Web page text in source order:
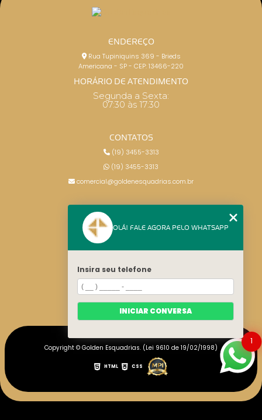
ENDEREÇO
Rua Tupiniquins 369 - Brieds
Americana - SP - CEP: 13466-220
HORÁRIO DE ATENDIMENTO
Segunda a Sexta:
07:30 às 17:30
CONTATOS
(19) 3455-3313
(19) 3455-3313
comercial@goldenesquadrias.com.br
HOME
CATEGORIAS
MAPA DO SITE
Copyright © Golden Esquadrias. (Lei 9610 de 19/02/1998)
HTML CSS
1
OLÁ! FALE AGORA PELO WHATSAPP
Insira seu telefone
INICIAR CONVERSA